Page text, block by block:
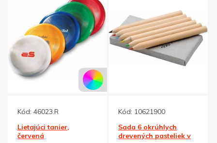
Kód: 46023.R
Lietajúci tanier,
červená
Kód: 10621900
Sada 6 okrúhlych
drevených pasteliek v